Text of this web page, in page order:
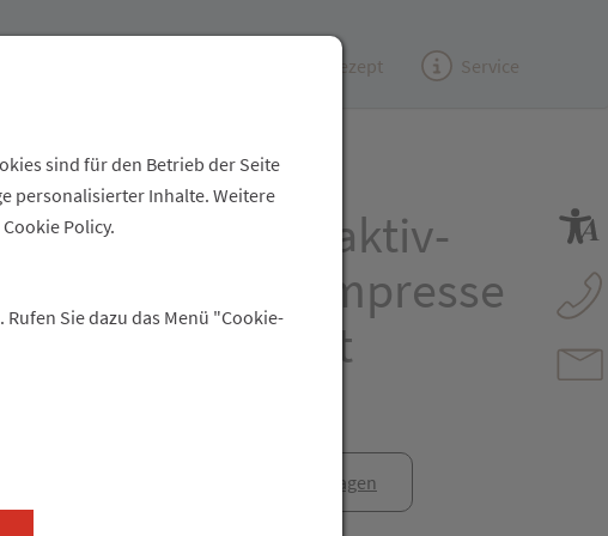
(e)Rezept Service
Vliwaktiv-
Saugkompresse
10x 20cm 20st
Rezept anfragen
sind für den Betrieb der Seite
personalisierter Inhalte. Weitere
Policy.
Sie dazu das Menü "Cookie-